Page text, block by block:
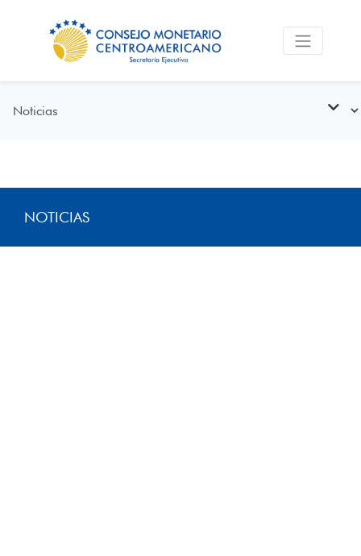
NOTICIAS